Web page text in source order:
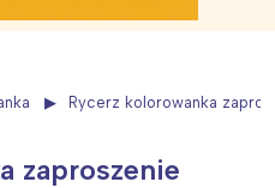
Rycerz kolorowanka
zaproszenie